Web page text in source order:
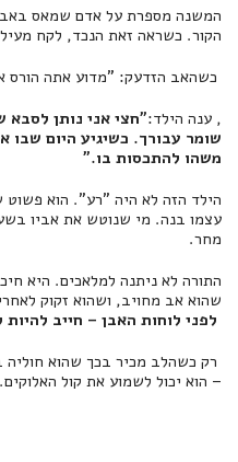
המשנה מספרת על אדם שמאס
הקור. כשראה זאת הנכד, לקח מעיל
כשהאב הזדעק: "מדוע אתה הורס
, ענה הילד:"חצי אני נותן
שומר עבורך. כשיגיע היום שבו
משהו להתכסות בו."
הילד הזה לא היה "רע". הוא פשוט
עצמו בנה. מי שנוטש את אביו
מחר.
התורה לא ניתנה למלאכים. היא
שהוא אב מחויב,
לפני לוחות האבן – חייב
רק כשהלב מכיר בכך שהוא
– הוא יכול לשמוע את קול האלוקים.